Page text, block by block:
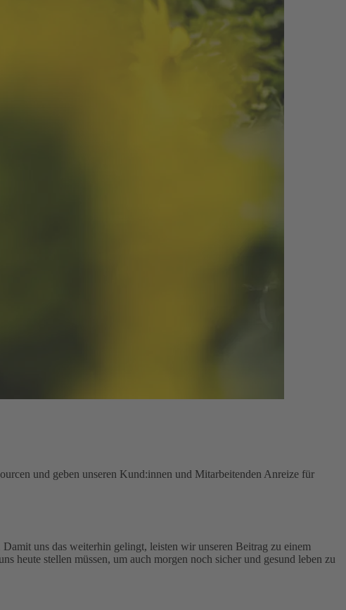
und geben unseren Kund:innen und Mitarbeitenden Anreize für
uns das weiterhin gelingt, leisten wir unseren Beitrag zu einem
heute stellen müssen, um auch morgen noch sicher und gesund leben zu